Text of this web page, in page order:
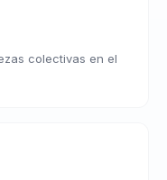
colectivas en el